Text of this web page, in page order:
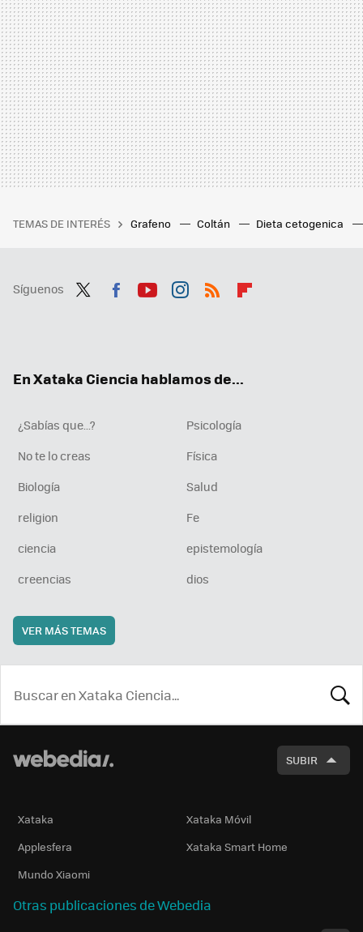
TEMAS DE INTERÉS Grafeno Coltán Dieta cetogenica
Síguenos
En Xataka Ciencia hablamos de...
¿Sabías que...?
Psicología
No te lo creas
Física
Biología
Salud
religion
Fe
ciencia
epistemología
creencias
dios
VER MÁS TEMAS
SUBIR
Xataka
Xataka Móvil
Applesfera
Xataka Smart Home
Mundo Xiaomi
Otras publicaciones de Webedia